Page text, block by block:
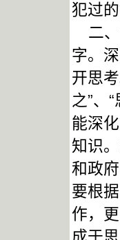
犯过
二、
字。
开思
之”、
能深
知识
和政
要根
作，